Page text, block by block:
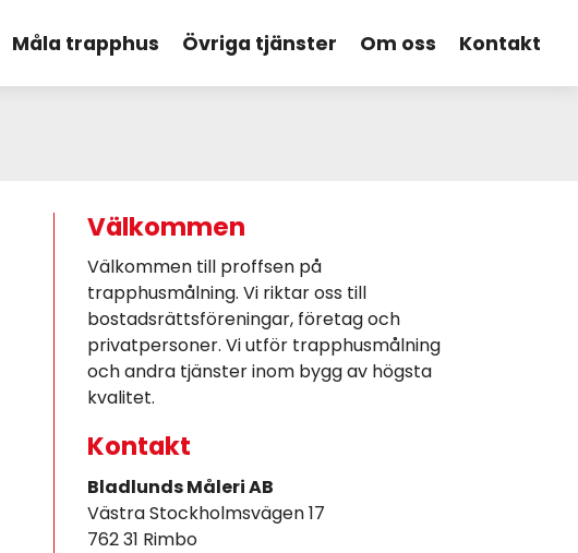
Måla trapphus Övriga tjänster Om oss Kontakt
Välkommen
Välkommen till proffsen på
trapphusmålning. Vi riktar oss till
bostadsrättsföreningar, företag och
privatpersoner. Vi utför trapphusmålning
och andra tjänster inom bygg av högsta
kvalitet.
Kontakt
Bladlunds Måleri AB
Västra Stockholmsvägen 17
762 31 Rimbo